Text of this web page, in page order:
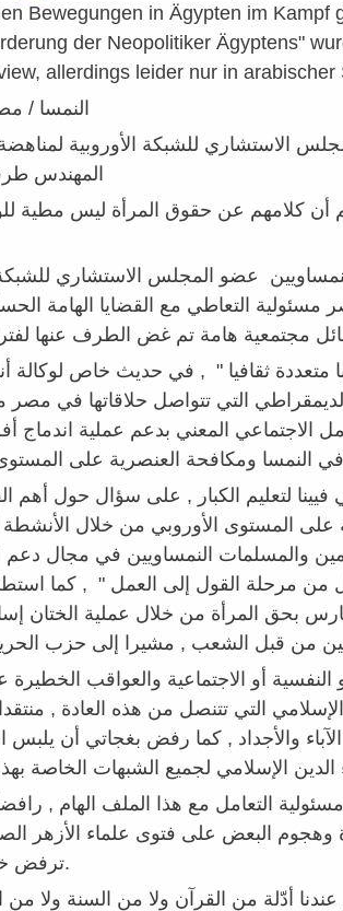
Bewegungen in Ägypten im
der Neopolitiker Ägyptens"
allerdings leider nur in
النمسا /
الاستشاري للشبكة الأوروبية
المهندس
أن كلامهم عن حقوق المرأة ليس مطية
النمساويين عضو المجلس الاستشاري للشبكة
التعاطي مع القضايا الهامة
ثقافيا " , في حديث خاص لوكالة
التي تتواصل حلاقاتها في
المعني بدعم عملية اندماج
لتعليم الكبار , على سؤال حول أهم
المستوى الأوروبي من خلال الأنشطة
والمسلمات النمساويين في مجال دعم
من مرحلة القول إلى العمل " , كما
بحق المرأة من خلال عملية الختان
أو الاجتماعية والعواقب الخطيرة
التي تتنصل من هذه العادة ,
والأجداد , كما رفض بغجاتي أن يلبس
التعامل مع هذا الملف الهام ,
البعض على فتوى علماء الأزهر
ترفض ختان الإناث.
أدّلة من القرآن ولا من السنة ولا من